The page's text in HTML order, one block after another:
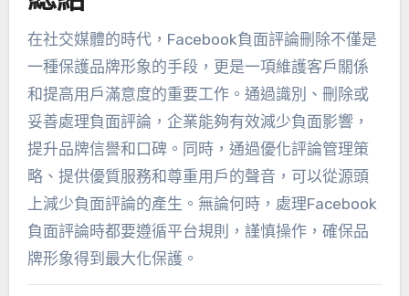
在社交媒體的時代，Facebook負面評論刪除不僅是
一種保護品牌形象的手段，更是一項維護客戶關係
和提高用戶滿意度的重要工作。通過識別、刪除或
妥善處理負面評論，企業能夠有效減少負面影響，
提升品牌信譽和口碑。同時，通過優化評論管理策
略、提供優質服務和尊重用戶的聲音，可以從源頭
上減少負面評論的產生。無論何時，處理Facebook
負面評論時都要遵循平台規則，謹慎操作，確保品
牌形象得到最大化保護。